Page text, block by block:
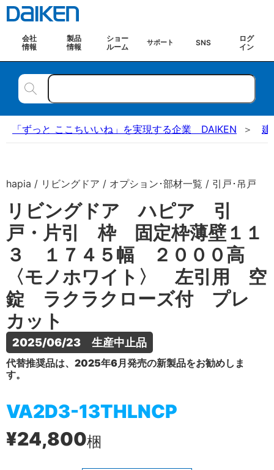
会社
情報
製品
情報
ショー
ルーム
サポート SNS
ログ
イン
「ずっと ここちいいね」を実現する企業 DAIKEN 建
hapia / リビングドア / オプション･部材一覧 / 引戸･吊戸
リビングドア ハピア 引
戸・片引 枠 固定枠薄壁１１
３ １７４５幅 ２０００高
〈モノホワイト〉 左引用 空
錠 ラクラクローズ付 プレ
カット
2025/06/23　生産中止品
代替推奨品は、2025年6月発売の新製品をお勧めしま
す。
VA2D3-13THLNCP
¥24,800梱